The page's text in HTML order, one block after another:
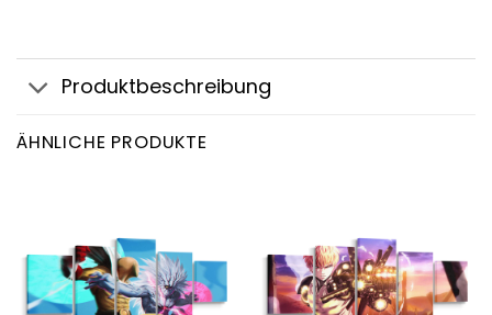
Produktbeschreibung
ÄHNLICHE PRODUKTE